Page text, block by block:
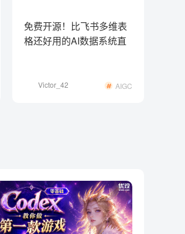
免费开源！比飞书多维表
格还好用的AI数据系统直
Victor_42 AIGC